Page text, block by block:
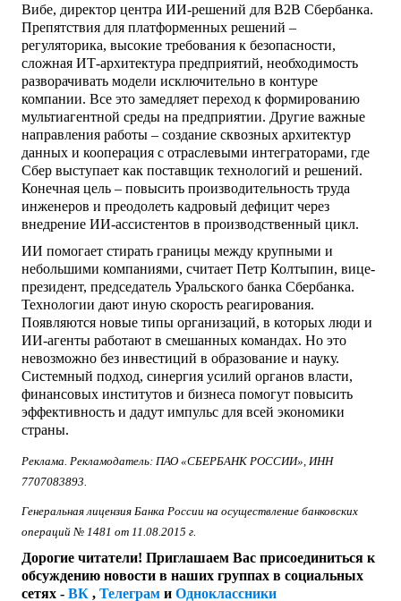
Вибе, директор центра ИИ-решений для В2В Сбербанка.
Препятствия для платформенных решений –
регуляторика, высокие требования к безопасности,
сложная ИТ-архитектура предприятий, необходимость
разворачивать модели исключительно в контуре
компании. Все это замедляет переход к формированию
мультиагентной среды на предприятии. Другие важные
направления работы – создание сквозных архитектур
данных и кооперация с отраслевыми интеграторами, где
Сбер выступает как поставщик технологий и решений.
Конечная цель – повысить производительность труда
инженеров и преодолеть кадровый дефицит через
внедрение ИИ-ассистентов в производственный цикл.
ИИ помогает стирать границы между крупными и
небольшими компаниями, считает Петр Колтыпин, вице-
президент, председатель Уральского банка Сбербанка.
Технологии дают иную скорость реагирования.
Появляются новые типы организаций, в которых люди и
ИИ-агенты работают в смешанных командах. Но это
невозможно без инвестиций в образование и науку.
Системный подход, синергия усилий органов власти,
финансовых институтов и бизнеса помогут повысить
эффективность и дадут импульс для всей экономики
страны.
Реклама. Рекламодатель: ПАО «СБЕРБАНК РОССИИ», ИНН
7707083893.
Генеральная лицензия Банка России на осуществление банковских
операций № 1481 от 11.08.2015 г.
Дорогие читатели! Приглашаем Вас присоединиться к
обсуждению новости в наших группах в социальных
сетях - ВК , Телеграм и Одноклассники